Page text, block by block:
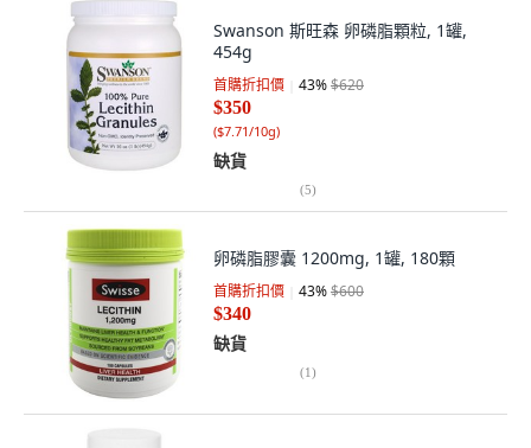
Swanson 斯旺森 卵磷脂顆粒, 1罐,
454g
首購折扣價 43%$620
$350
($7.71/10g)
缺貨
(5)
卵磷脂膠囊 1200mg, 1罐, 180顆
首購折扣價 43%$600
$340
缺貨
(1)